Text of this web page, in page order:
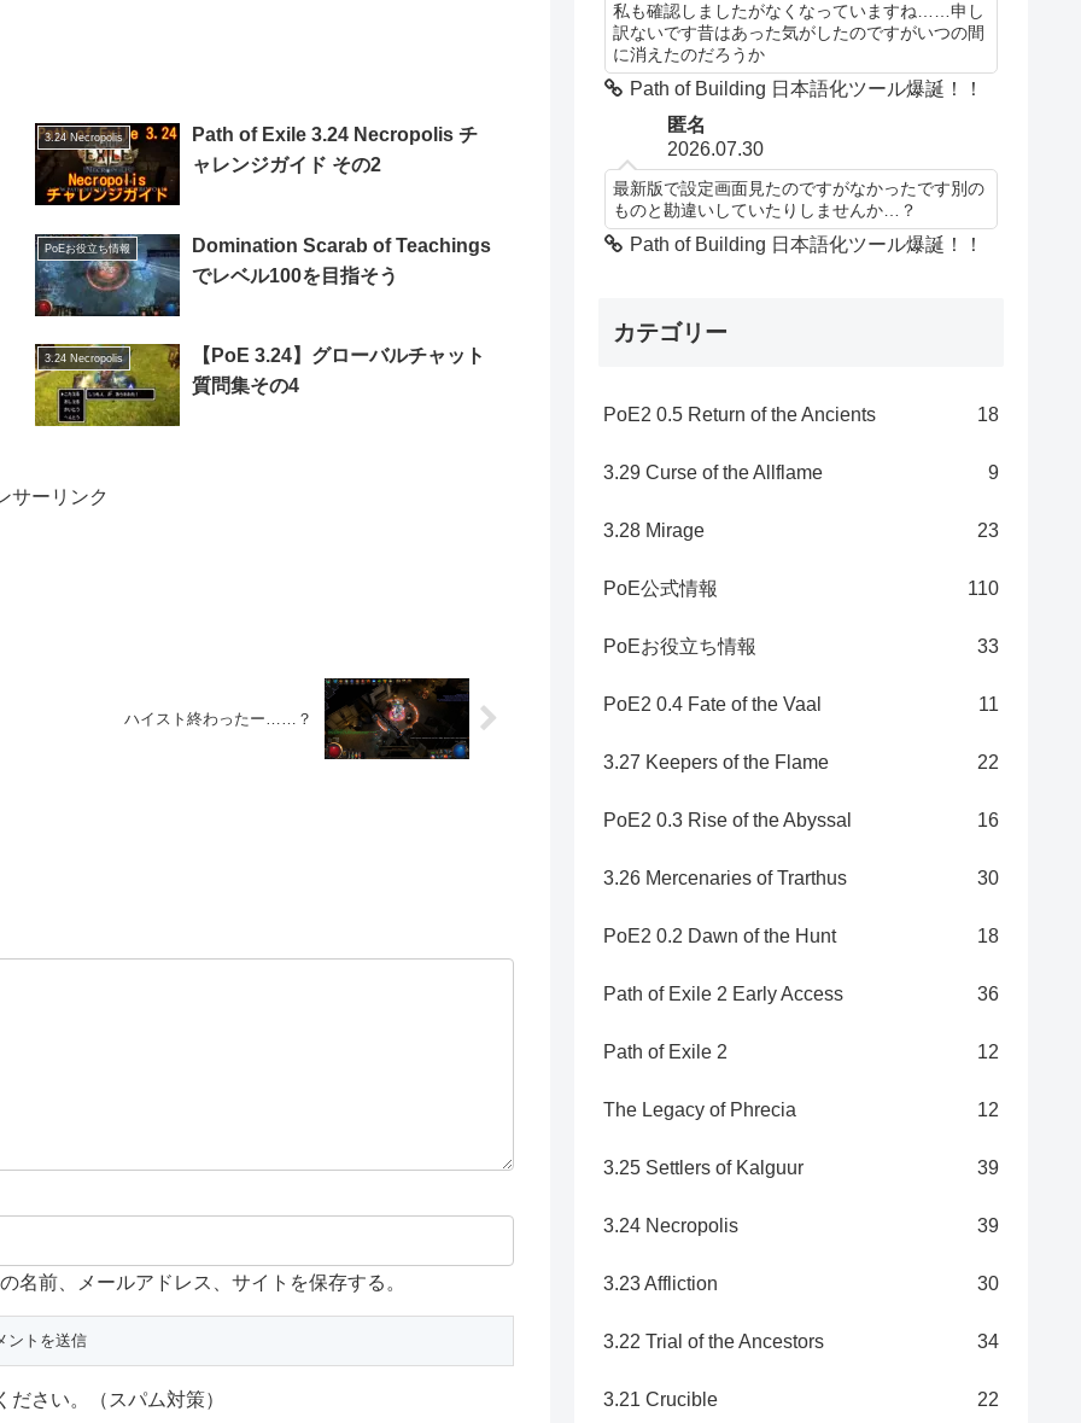
3.24 Necropolis
Path of Exile 3.24 Necropolis チ
ャレンジガイド その2
PoEお役立ち情報
Domination Scarab of Teachings
でレベル100を目指そう
3.24 Necropolis
【PoE 3.24】グローバルチャット
質問集その4
サーリンク
ハイスト終わったー……？
名前、メールアドレス、サイトを保存する。
さい。（スパム対策）
私も確認しましたがなくなっていますね……申し
訳ないです昔はあった気がしたのですがいつの間
に消えたのだろうか
Path of Building 日本語化ツール爆誕！！
匿名
2026.07.30
最新版で設定画面見たのですがなかったです別の
ものと勘違いしていたりしませんか…？
Path of Building 日本語化ツール爆誕！！
カテゴリー
PoE2 0.5 Return of the Ancients 18
3.29 Curse of the Allflame 9
3.28 Mirage 23
PoE公式情報 110
PoEお役立ち情報 33
PoE2 0.4 Fate of the Vaal 11
3.27 Keepers of the Flame 22
PoE2 0.3 Rise of the Abyssal 16
3.26 Mercenaries of Trarthus 30
PoE2 0.2 Dawn of the Hunt 18
Path of Exile 2 Early Access 36
Path of Exile 2 12
The Legacy of Phrecia 12
3.25 Settlers of Kalguur 39
3.24 Necropolis 39
3.23 Affliction 30
3.22 Trial of the Ancestors 34
3.21 Crucible 22